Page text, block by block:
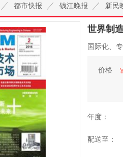
都市快报 钱江晚报 新民
世界制
国际化、
价格
年度：
配送至：